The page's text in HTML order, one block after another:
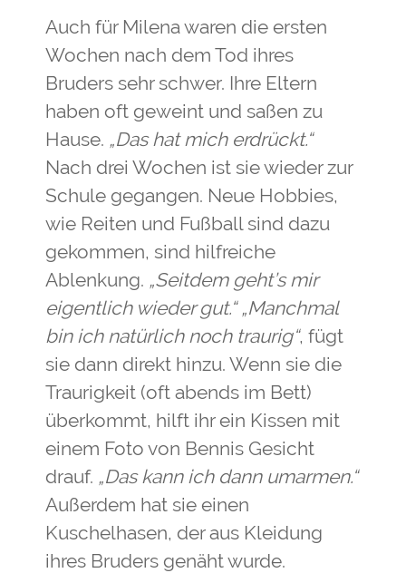
Auch für Milena waren die ersten
Wochen nach dem Tod ihres
Bruders sehr schwer. Ihre Eltern
haben oft geweint und saßen zu
Hause. „Das hat mich erdrückt.“
Nach drei Wochen ist sie wieder zur
Schule gegangen. Neue Hobbies,
wie Reiten und Fußball sind dazu
gekommen, sind hilfreiche
Ablenkung. „Seitdem geht’s mir
eigentlich wieder gut.“ „Manchmal
bin ich natürlich noch traurig“, fügt
sie dann direkt hinzu. Wenn sie die
Traurigkeit (oft abends im Bett)
überkommt, hilft ihr ein Kissen mit
einem Foto von Bennis Gesicht
drauf. „Das kann ich dann umarmen.“
Außerdem hat sie einen
Kuschelhasen, der aus Kleidung
ihres Bruders genäht wurde.